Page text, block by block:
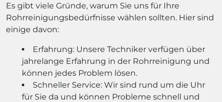
Es gibt viele Gründe, warum Sie uns für Ihre
Rohrreinigungsbedürfnisse wählen sollten. Hier sind
einige davon:
Erfahrung: Unsere Techniker verfügen über
jahrelange Erfahrung in der Rohrreinigung und
können jedes Problem lösen.
Schneller Service: Wir sind rund um die Uhr
für Sie da und können Probleme schnell und